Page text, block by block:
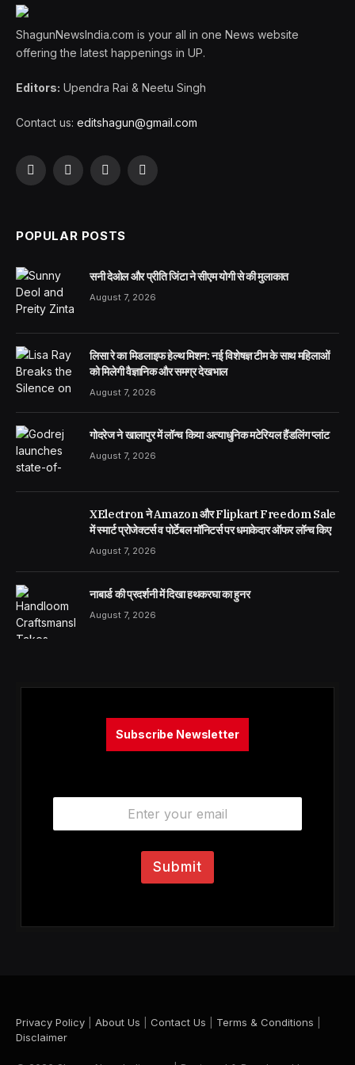
ShagunNewsIndia.com is your all in one News website
offering the latest happenings in UP.
Editors: Upendra Rai & Neetu Singh
Contact us: editshagun@gmail.com
Facebook
X
LinkedInWhatsApp
POPULAR POSTS
सनी देओल और प्रीति जिंटा ने सीएम योगी से की मुलाकात
August 7, 2026
लिसा रे का मिडलाइफ हेल्थ मिशन: नई विशेषज्ञ टीम के साथ महिलाओं
को मिलेगी वैज्ञानिक और समग्र देखभाल
August 7, 2026
गोदरेज ने खालापुर में लॉन्च किया अत्याधुनिक मटेरियल हैंडलिंग प्लांट
August 7, 2026
XElectron ने Amazon और Flipkart Freedom Sale
में स्मार्ट प्रोजेक्टर्स व पोर्टेबल मॉनिटर्स पर धमाकेदार ऑफर लॉन्च किए
August 7, 2026
नाबार्ड की प्रदर्शनी में दिखा हथकरघा का हुनर
August 7, 2026
Subscribe Newsletter
E
a
Submit
Privacy Policy About Us Contact Us Terms & Conditions
Disclaimer